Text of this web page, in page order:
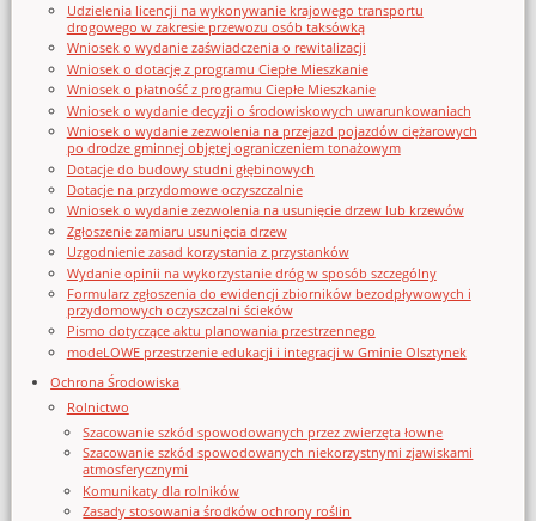
Udzielenia licencji na wykonywanie krajowego transportu
drogowego w zakresie przewozu osób taksówką
Wniosek o wydanie zaświadczenia o rewitalizacji
Wniosek o dotację z programu Ciepłe Mieszkanie
Wniosek o płatność z programu Ciepłe Mieszkanie
Wniosek o wydanie decyzji o środowiskowych uwarunkowaniach
Wniosek o wydanie zezwolenia na przejazd pojazdów ciężarowych
po drodze gminnej objętej ograniczeniem tonażowym
Dotacje do budowy studni głębinowych
Dotacje na przydomowe oczyszczalnie
Wniosek o wydanie zezwolenia na usunięcie drzew lub krzewów
Zgłoszenie zamiaru usunięcia drzew
Uzgodnienie zasad korzystania z przystanków
Wydanie opinii na wykorzystanie dróg w sposób szczególny
Formularz zgłoszenia do ewidencji zbiorników bezodpływowych i
przydomowych oczyszczalni ścieków
Pismo dotyczące aktu planowania przestrzennego
modeLOWE przestrzenie edukacji i integracji w Gminie Olsztynek
Ochrona Środowiska
Rolnictwo
Szacowanie szkód spowodowanych przez zwierzęta łowne
Szacowanie szkód spowodowanych niekorzystnymi zjawiskami
atmosferycznymi
Komunikaty dla rolników
Zasady stosowania środków ochrony roślin